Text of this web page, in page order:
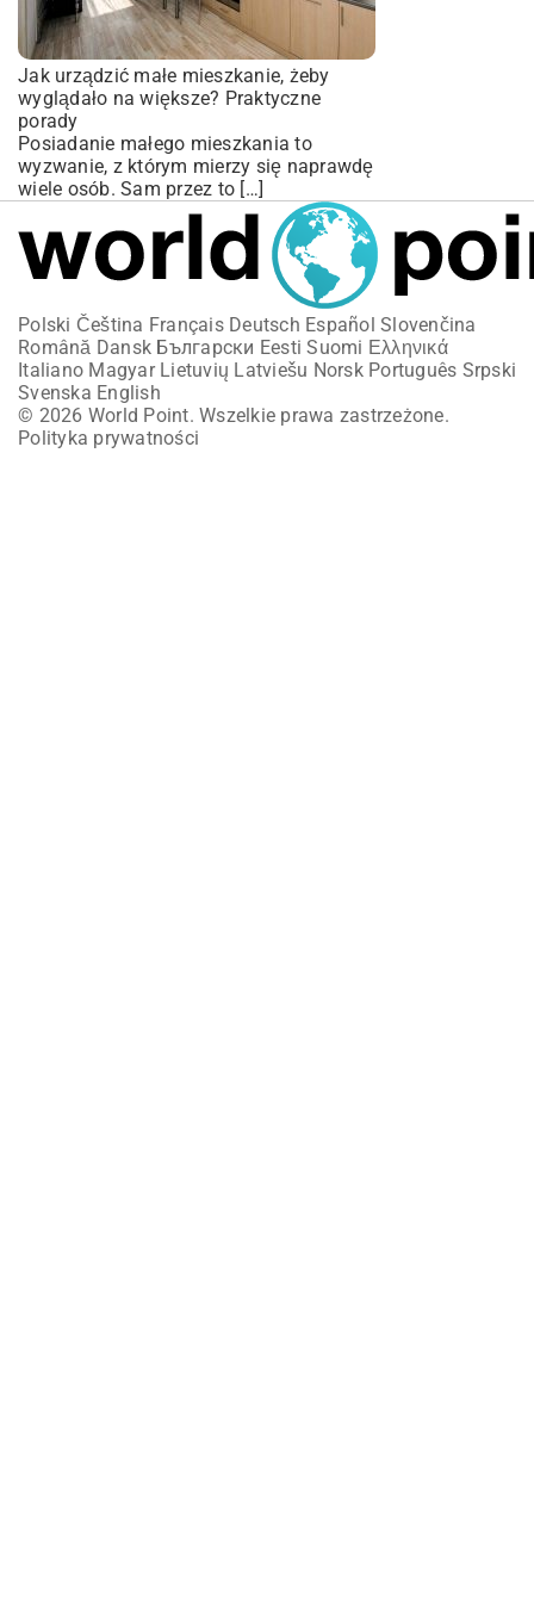
Jak urządzić małe mieszkanie, żeby
wyglądało na większe? Praktyczne
porady
Posiadanie małego mieszkania to
wyzwanie, z którym mierzy się naprawdę
wiele osób. Sam przez to […]
Polski Čeština Français Deutsch Español Slovenčina
Română Dansk Български Eesti Suomi Ελληνικά
Italiano Magyar Lietuvių Latviešu Norsk Português Srpski
Svenska English
© 2026 World Point. Wszelkie prawa zastrzeżone.
Polityka prywatności